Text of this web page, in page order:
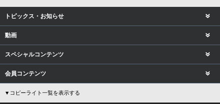
トピックス・お知らせ
動画
スペシャルコンテンツ
会員コンテンツ
▼コピーライト一覧を表示する